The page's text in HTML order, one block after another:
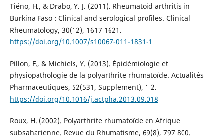
Tiéno, H., & Drabo, Y. J. (2011). Rheumatoid arthritis in
Burkina Faso : Clinical and serological profiles. Clinical
Rheumatology, 30(12), 1617 1621.
https://doi.org/10.1007/s10067-011-1831-1
Pillon, F., & Michiels, Y. (2013). Épidémiologie et
physiopathologie de la polyarthrite rhumatoïde. Actualités
Pharmaceutiques, 52(531, Supplement), 1 2.
https://doi.org/10.1016/j.actpha.2013.09.018
Roux, H. (2002). Polyarthrite rhumatoïde en Afrique
subsaharienne. Revue du Rhumatisme, 69(8), 797 800.